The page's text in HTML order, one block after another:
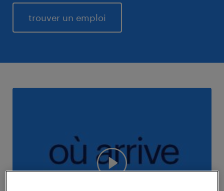
trouver un emploi